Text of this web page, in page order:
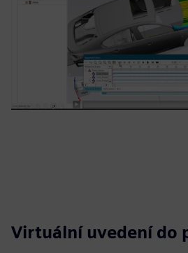
Virtuální uvedení do